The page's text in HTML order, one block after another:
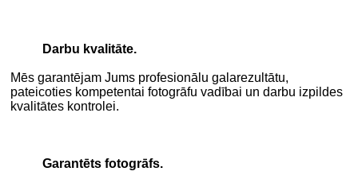
Darbu kvalitāte.
Mēs garantējam Jums profesionālu galarezultātu,
pateicoties kompetentai fotogrāfu vadībai un darbu izpildes
kvalitātes kontrolei.
Garantēts fotogrāfs.